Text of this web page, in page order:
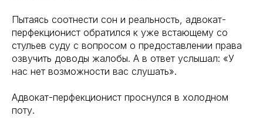
Пытаясь соотнести сон и реальность, адвокат-
перфекционист обратился к уже встающему со
стульев суду с вопросом о предоставлении права
озвучить доводы жалобы. А в ответ услышал: «У
нас нет возможности вас слушать».
Адвокат-перфекционист проснулся в холодном
поту.